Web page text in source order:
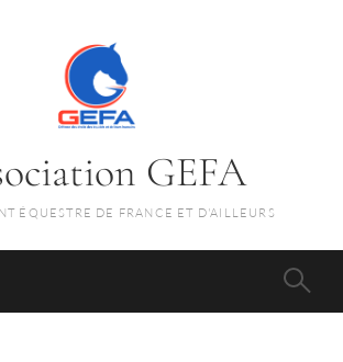
GEFA
ÉQUESTRE DE FRANCE ET D'AILLEURS